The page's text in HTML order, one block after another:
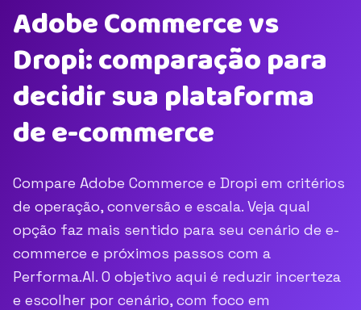
Adobe Commerce vs
Dropi: comparação para
decidir sua plataforma
de e-commerce
Compare Adobe Commerce e Dropi em critérios
de operação, conversão e escala. Veja qual
opção faz mais sentido para seu cenário de e-
commerce e próximos passos com a
Performa.AI. O objetivo aqui é reduzir incerteza
e escolher por cenário, com foco em